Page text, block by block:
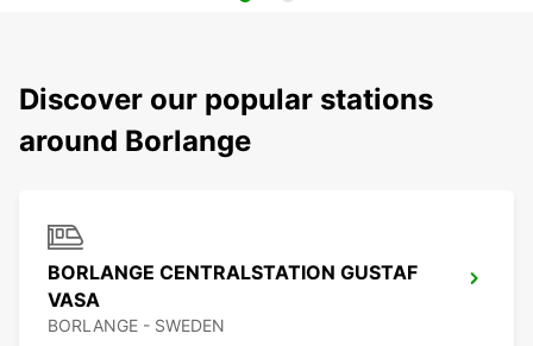
Discover our popular stations
around Borlange
BORLANGE CENTRALSTATION GUSTAF
VASA
BORLANGE - SWEDEN